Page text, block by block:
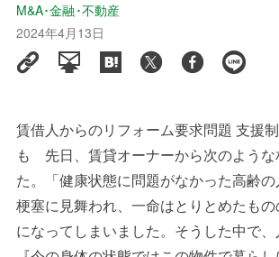
M&A･金融･不動産
2024年4月13日
賃借人からのリフォーム要求問題 支援
も 先日、賃貸オーナーから次のような
た。「健康状態に問題がなかった高齢
梗塞に見舞われ、一命はとりとめたも
になってしまいました。そうした中で、